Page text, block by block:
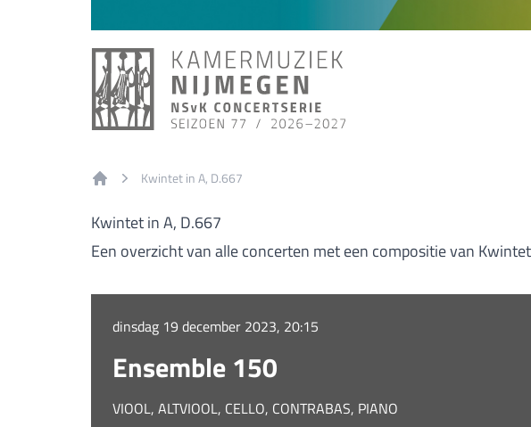
Kwintet in A, D.667
Kwintet in A, D.667
Een overzicht van alle concerten met een compositie van
dinsdag 19 december 2023, 20:15
Ensemble 150
VIOOL, ALTVIOOL, CELLO, CONTRABAS, PIANO